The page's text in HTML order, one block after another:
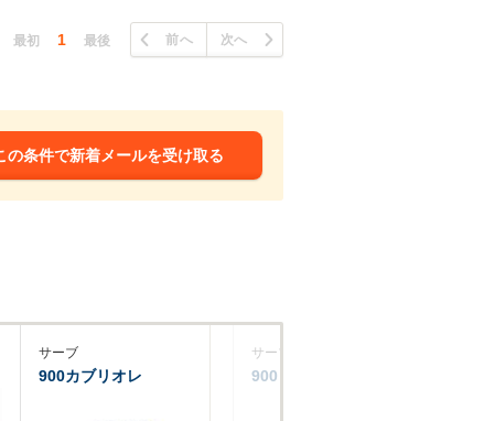
最初 1 最後 前へ 次へ
の条件で新着メールを受け取る
サーブ
900カブリオレ
サーブ
900